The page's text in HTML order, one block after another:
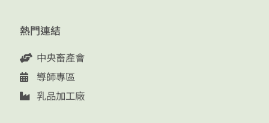
熱門連結
中央畜產會
導師專區
乳品加工廠